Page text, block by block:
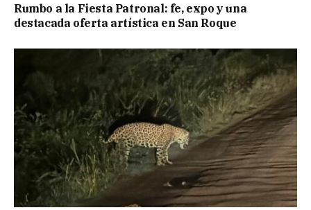
Rumbo a la Fiesta Patronal: fe, expo y una
destacada oferta artística en San Roque